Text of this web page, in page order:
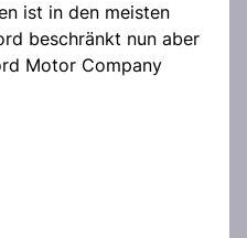
ist in den meisten
beschränkt nun aber
Motor Company